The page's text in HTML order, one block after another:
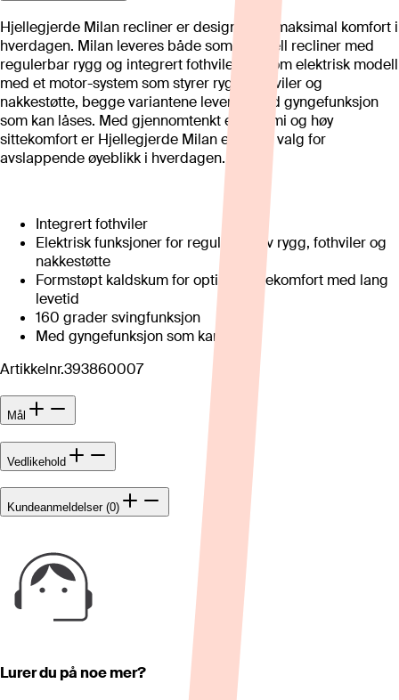
Hjellegjerde Milan recliner er designet for maksimal komfort i
hverdagen. Milan leveres både som manuell recliner med
regulerbar rygg og integrert fothviler, og som elektrisk modell
med et motor-system som styrer rygg, fothviler og
nakkestøtte, begge variantene leveres med gyngefunksjon
som kan låses. Med gjennomtenkt ergonomi og høy
sittekomfort er Hjellegjerde Milan et ideelt valg for
avslappende øyeblikk i hverdagen.
Integrert fothviler
Elektrisk funksjoner for regulering av rygg, fothviler og
nakkestøtte
Formstøpt kaldskum for optimal sittekomfort med lang
levetid
160 grader svingfunksjon
Med gyngefunksjon som kan låses
Artikkelnr.393860007
Mål
Vedlikehold
Kundeanmeldelser (0)
Lurer du på noe mer?